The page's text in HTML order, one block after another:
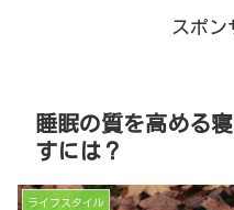
スポン
睡眠の質を高める
すには？
ライフスタイル